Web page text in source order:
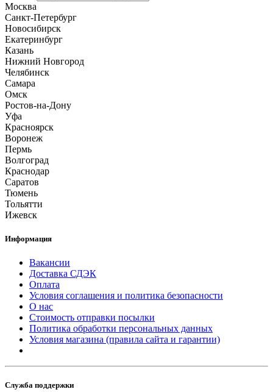
Москва
Санкт-Петербург
Новосибирск
Екатеринбург
Казань
Нижний Новгород
Челябинск
Самара
Омск
Ростов-на-Дону
Уфа
Красноярск
Воронеж
Пермь
Волгоград
Краснодар
Саратов
Тюмень
Тольятти
Ижевск
Информация
Вакансии
Доставка СДЭК
Оплата
Условия соглашения и политика безопасности
О нас
Стоимость отправки посылки
Политика обработки персональных данных
Условия магазина (правила сайта и гарантии)
Служба поддержки